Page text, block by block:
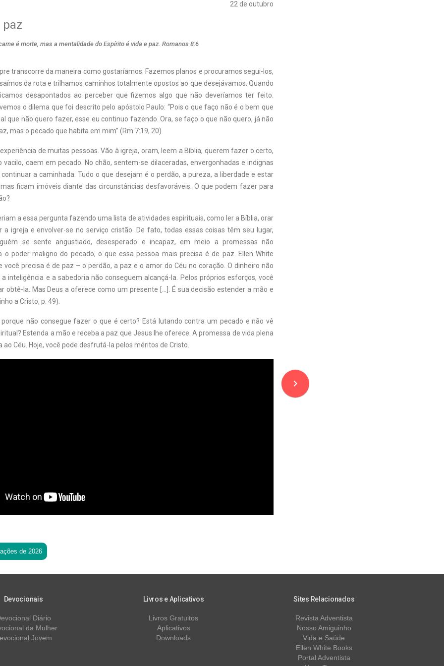
22 de outubro
paz
é morte, mas a mentalidade do Espírito é vida e paz. Romanos 8:6
transcorre da maneira como gostaríamos. Fazemos planos e procuramos segui-los,
da rota e trilhamos caminhos totalmente opostos ao que desejávamos. Quando
desapontados ao perceber que fizemos algo que não deveríamos ter feito.
o dilema que foi descrito pelo apóstolo Paulo: “Pois o que faço não é o bem que
que não quero fazer, esse eu continuo fazendo. Ora, se faço o que não quero, já não
mas o pecado que habita em mim” (Rm 7:19, 20).
de muitas pessoas. Vão à igreja, oram, leem a Bíblia, querem fazer o certo,
vacilo, caem em pecado. No chão, sentem-se dilaceradas, envergonhadas e indignas
a caminhada. Tudo o que desejam é o perdão, a pureza, a liberdade e estar
ficam imóveis diante das circunstâncias desfavoráveis. O que podem fazer para
a essa pergunta fazendo uma lista de atividades espirituais, como ler a Bíblia, orar
a igreja e envolver-se no serviço cristão. De fato, todas essas coisas têm seu lugar,
se sente angustiado, desesperado e incapaz, em meio a promessas não
o poder maligno do pecado, o que essa pessoa mais precisa é de paz. Ellen White
você precisa é de paz – o perdão, a paz e o amor do Céu no coração. O dinheiro não
inteligência e a sabedoria não conseguem alcançá-la. Pelos próprios esforços, você
obtê-la. Mas Deus a oferece como um presente […]. É sua decisão estender a mão e
a Cristo, p. 49).
não consegue fazer o que é certo? Está lutando contra um pecado e não vê
Estenda a mão e receba a paz que Jesus lhe oferece. A promessa de vida plena
ao Céu. Hoje, você pode desfrutá-la pelos méritos de Cristo.
de 2026
navigate_next
Devocionais
Diário
da Mulher
Jovem
Livros e Aplicativos
Livros Gratuitos
Aplicativos
Downloads
Sites Relacionados
Revista Adventista
Nosso Amiguinho
Vida e Saúde
Ellen White Books
Portal Adventista